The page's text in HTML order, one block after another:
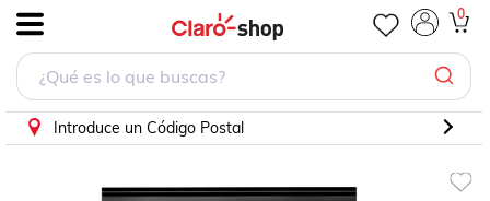
0
Introduce un Código Postal
Pro Plan Performance Adulto 13 Kg OptiPower - Alimento